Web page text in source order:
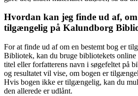
Hvordan kan jeg finde ud af, om
tilgængelig på Kalundborg
For at finde ud af om en bestemt bog er
Bibliotek, kan du bruge bibliotekets online
titel eller forfatterens navn i søgefeltet på
og resultatet vil vise, om bogen er
Hvis bogen ikke er tilgængelig, kan du
den allerede er udlånt.